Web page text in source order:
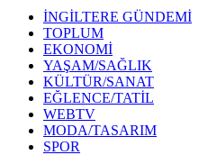
İNGİLTERE GÜNDEMİ
TOPLUM
EKONOMİ
YAŞAM/SAĞLIK
KÜLTÜR/SANAT
EĞLENCE/TATİL
WEBTV
MODA/TASARIM
SPOR